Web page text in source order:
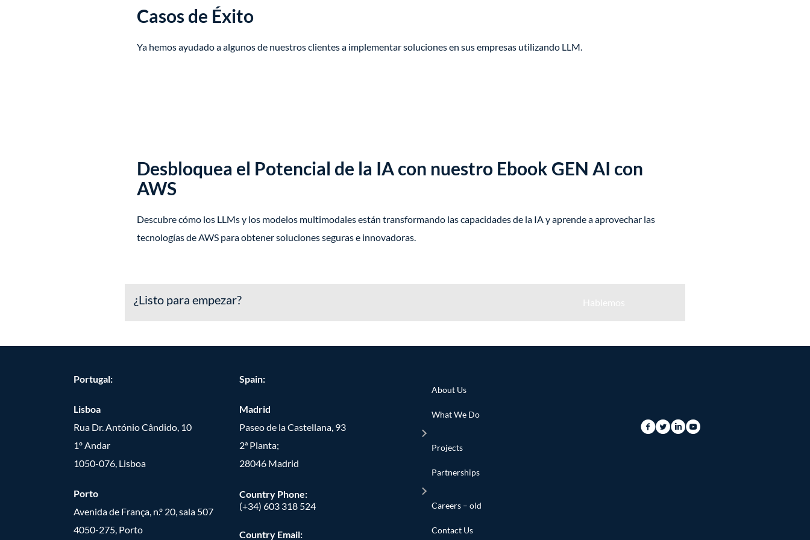
Casos de Éxito
Ya hemos ayudado a algunos de nuestros clientes a implementar soluciones en sus empresas utilizando LLM.
Desbloquea el Potencial de la IA con nuestro Ebook GEN AI con
AWS
Descubre cómo los LLMs y los modelos multimodales están transformando las capacidades de la IA y aprende a aprovechar las
tecnologías de AWS para obtener soluciones seguras e innovadoras.
¿Listo para empezar?
Portugal:
Lisboa
Rua Dr. António Cândido, 10
1º Andar
1050-076, Lisboa
Porto
Avenida de França, n.º 20, sala 507
4050-275, Porto
Spain:
Madrid
Paseo de la Castellana, 93
2ª Planta;
28046 Madrid
Country Phone:
(+34) 603 318 524
Country Email:
About Us
What We Do
Projects
Partnerships
Careers – old
Contact Us